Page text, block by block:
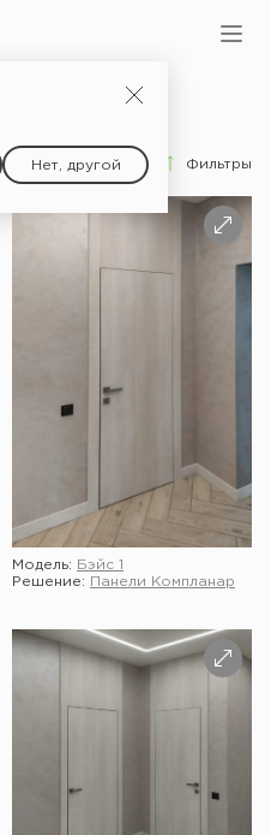
Нет, другой Фильтры
Модель:
Бэйс 1
Решение:
Панели Компланар